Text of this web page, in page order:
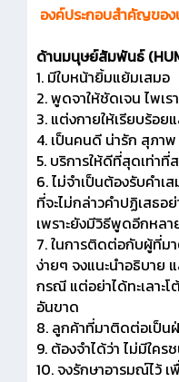
องค์ประกอบสำคัญขอ
ด้านมนุษย์สัมพันธ์
1. มีใบหน้ายิ้มแย้มเสมอ
2. พูดจาให้ชัดเจน ไพเร
3. แต่งกายให้เรียบร้อย
4. เป็นคนดี น่ารัก สุภา
5. บริการให้ดีที่สุดเท่าที่
6. ไม่จำเป็นต้องรับคำ
ที่จะไม่กล่าวคำปฏิเสธ
เพราะยังมีวิธีพูดอีกหล
7. ในการติดต่อกับผู้ที่ม
ง่ายๆ จงแนะนำอธิบาย
กรณี แต่อย่าได้ทะเลาะ
อันขาด
8. ลูกค้าที่มาติดต่อเป็น
9. ต้องจำได้ว่า ไม่มีใคร
10. จงรักษาอารมณ์ไว้